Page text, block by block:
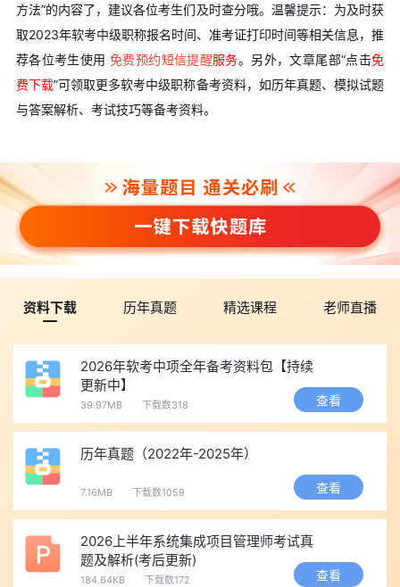
方法”的内容了，建议各位考生们及时查分哦。温馨提示：为及时获
取2023年软考中级职称报名时间、准考证打印时间等相关信息，推
荐各位考生使用 免费预约短信提醒服务。另外，文章尾部“点击免
费下载”可领取更多软考中级职称备考资料，如历年真题、模拟试题
与答案解析、考试技巧等备考资料。
资料下载 历年真题 精选课程 老师直播
2026年软考中项全年备考资料包【持续
更新中】
39.97MB 下载数318 查看
历年真题（2022年-2025年）
7.16MB 下载数1059 查看
2026上半年系统集成项目管理师考试真
题及解析(考后更新)
184.64KB 下载数172 查看